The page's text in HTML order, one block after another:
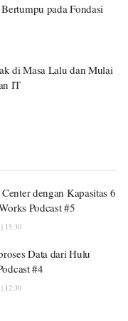
pada Fondasi
di Masa Lalu dan Mulai
IT
dengan Kapasitas 6
Podcast #5
15:30
Data dari Hulu
#4
12:30